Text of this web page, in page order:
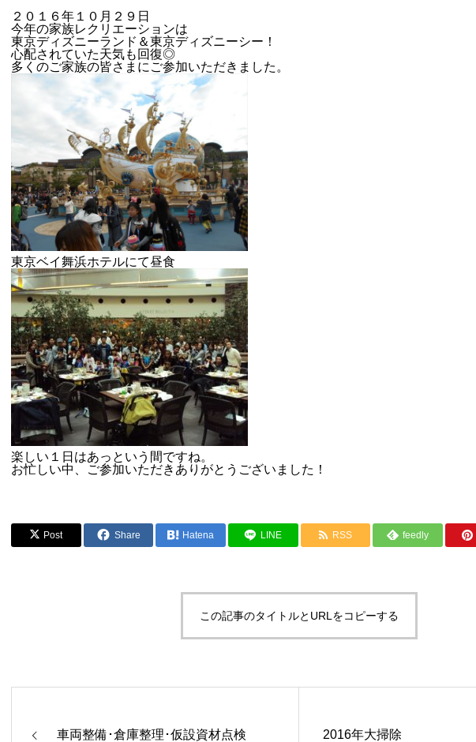
2023年度
BLOG BUSINESS RECRUIT CONTACT
２０１６年１０月２９日
今年の家族レクリエーションは
東京ディズニーランド＆東京ディズニーシー！
心配されていた天気も回復◎
多くのご家族の皆さまにご参加いただきました。
東京ベイ舞浜ホテルにて昼食
楽しい１日はあっという間ですね。
お忙しい中、ご参加いただきありがとうございました！
Post Share Hatena LINE RSS feedly
この記事のタイトルとURLをコピーする
車両整備･倉庫整理･仮設資材点検 2016年大掃除